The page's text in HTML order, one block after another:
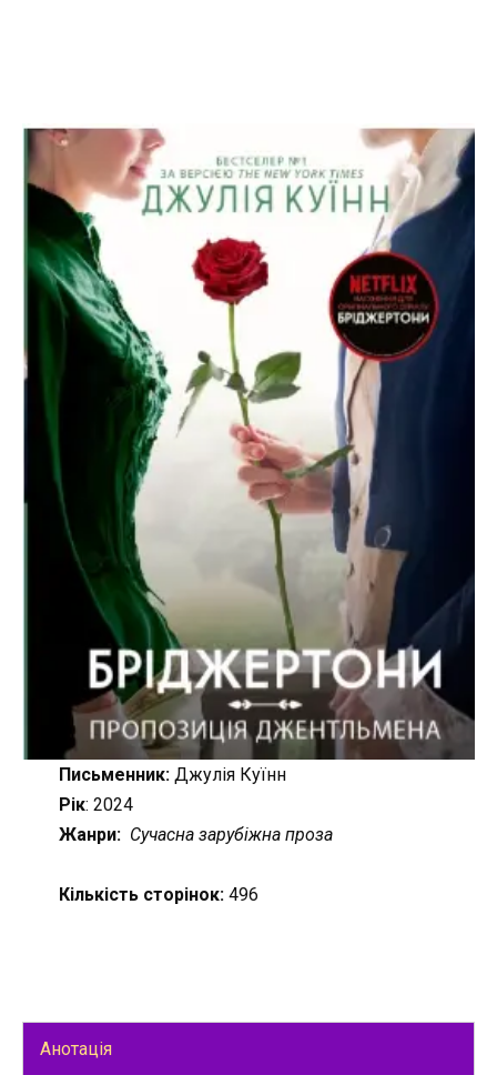
Письменник:Джулія Куїнн
Рік: 2024
Жанри: Сучасна зарубіжна проза
Кількість сторінок:496
Анотація